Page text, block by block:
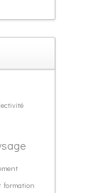
formation